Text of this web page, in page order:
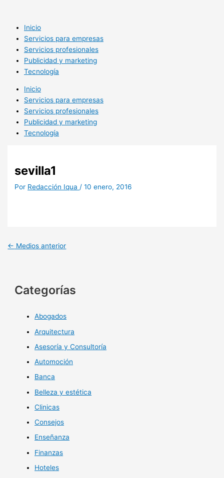
contenido
Inicio
Servicios para empresas
Servicios profesionales
Publicidad y marketing
Tecnología
Inicio
Servicios para empresas
Servicios profesionales
Publicidad y marketing
Tecnología
sevilla1
Por Redacción Iqua /10 enero, 2016
← Medios anterior
Categorías
Abogados
Arquitectura
Asesoría y Consultoría
Automoción
Banca
Belleza y estética
Clinicas
Consejos
Enseñanza
Finanzas
Hoteles